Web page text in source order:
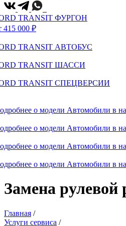
TRANSIT ФУРГОН
415 000 ₽
TRANSIT АВТОБУС
TRANSIT ШАССИ
TRANSIT СПЕЦВЕРСИИ
о модели Автомобили в
о модели Автомобили в
о модели Автомобили в
о модели Автомобили в
Замена рулевой
Главная /
Услуги сервиса /